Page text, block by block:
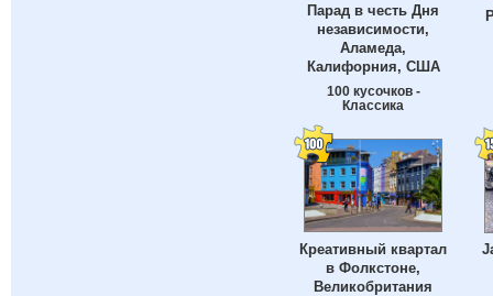
Парад в честь Дня
независимости,
Аламеда,
Калифорния, США
100 кусочков -
Классика
Креативный квартал
в Фолкстоне,
Великобритания